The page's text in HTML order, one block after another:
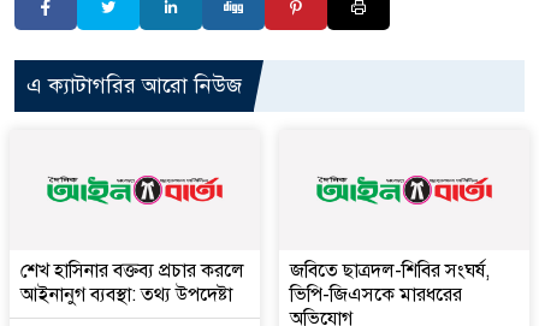
এ ক্যাটাগরির আরো নিউজ
শেখ হাসিনার বক্তব্য প্রচার করলে
আইনানুগ ব্যবস্থা: তথ্য উপদেষ্টা
জবিতে ছাত্রদল-শিবির সংঘর্ষ,
ভিপি-জিএসকে মারধরের
অভিযোগ